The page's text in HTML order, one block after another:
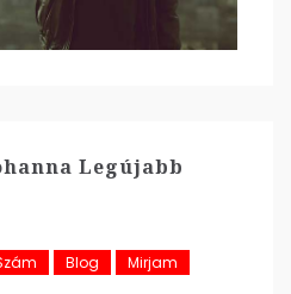
Legújabb
Blog Mirjam